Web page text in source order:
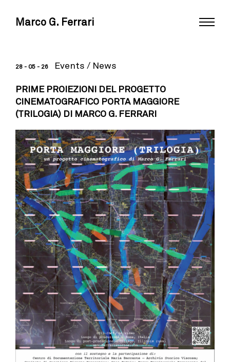
Marco G. Ferrari
28 - 05 - 26 Events / News
PRIME PROIEZIONI DEL PROGETTO
CINEMATOGRAFICO PORTA MAGGIORE
(TRILOGIA) DI MARCO G. FERRARI